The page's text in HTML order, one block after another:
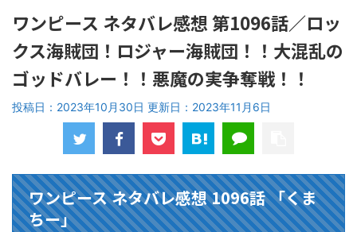
ワンピース ネタバレ感想 第1096話／ロッ
クス海賊団！ロジャー海賊団！！大混乱の
ゴッドバレー！！悪魔の実争奪戦！！
投稿日：2023年10月30日 更新日： 2023年11月6日
ワンピース ネタバレ感想 1096話 「くま
ちー」